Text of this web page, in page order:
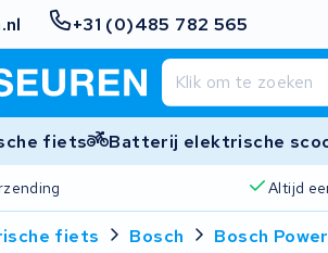
+31 (0)485 782 565
fiets Batterij elektrische
Altijd
fiets Bosch Bosch